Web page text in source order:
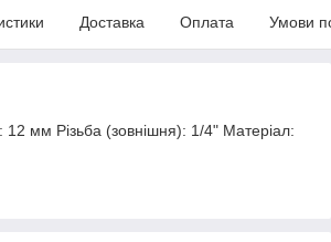
Доставка Оплата Умови
мм Різьба (зовнішня): 1/4" Матеріал: